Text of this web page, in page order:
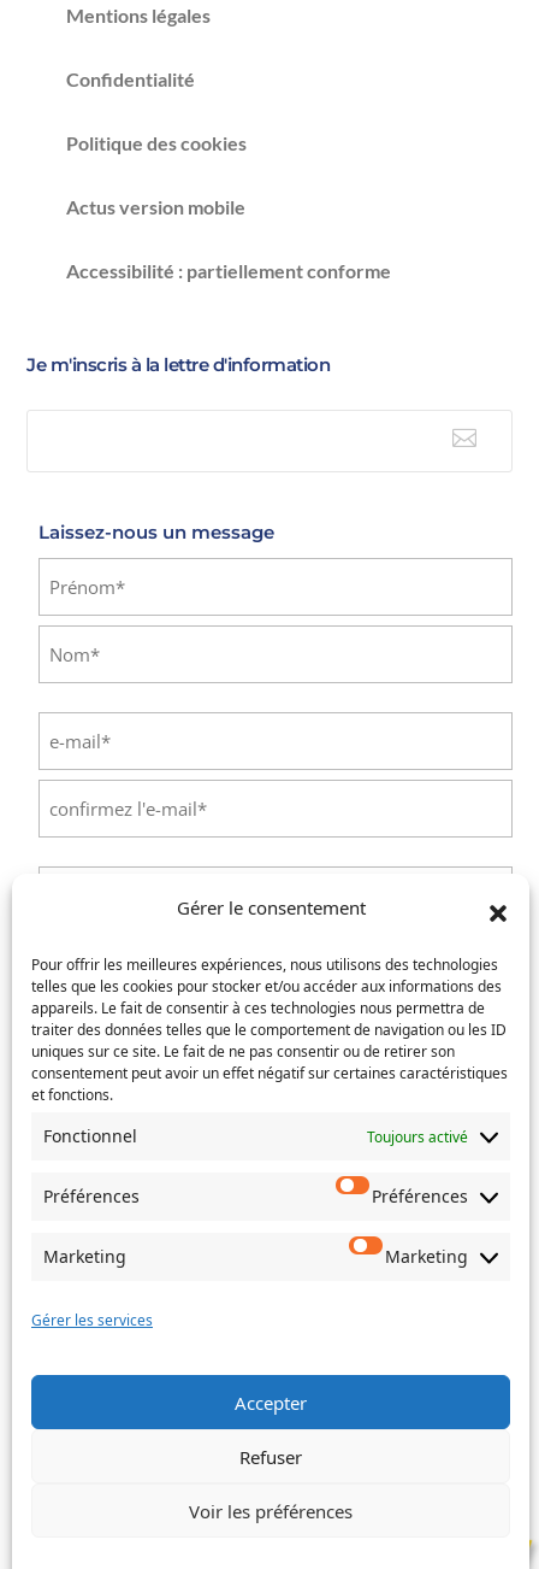
Gérer le consentement
Pour offrir les meilleures expériences, nous utilisons des technologies
telles que les cookies pour stocker et/ou accéder aux informations des
appareils. Le fait de consentir à ces technologies nous permettra de
traiter des données telles que le comportement de navigation ou les ID
uniques sur ce site. Le fait de ne pas consentir ou de retirer son
consentement peut avoir un effet négatif sur certaines caractéristiques
et fonctions.
Fonctionnel Toujours activé
Préférences Préférences
Marketing Marketing
Gérer les services
Accepter
Refuser
Voir les préférences
Mentions légales
Confidentialité
Politique des cookies
Actus version mobile
Accessibilité : partiellement conforme
Je m'inscris à la lettre d'information

Laissez-nous un message
Prénom
mail(Nécessaire)
Saisissez
un
e-
mail
l’e-
Téléphone
Service concerné (Nécessaire)
Si votre demande concerne des actes de naissance et/ou
de mariage, choisissez l'Etat-Civil comme service
Ville de Trois-Bassins – 2022